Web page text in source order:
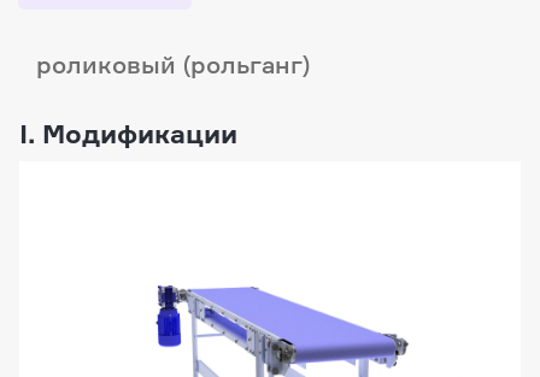
роликовый (рольганг)
I. Модификации